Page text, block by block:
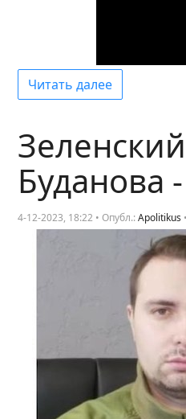
Читать далее
Буданова
4-12-2023, 18:22 • Опубл.:Apolitikus •